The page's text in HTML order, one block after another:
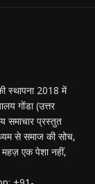
स्थापना 2018 में
गोंडा (उत्तर
समाचार प्रस्तुत
से समाज की सोच,
एक पेशा नहीं,